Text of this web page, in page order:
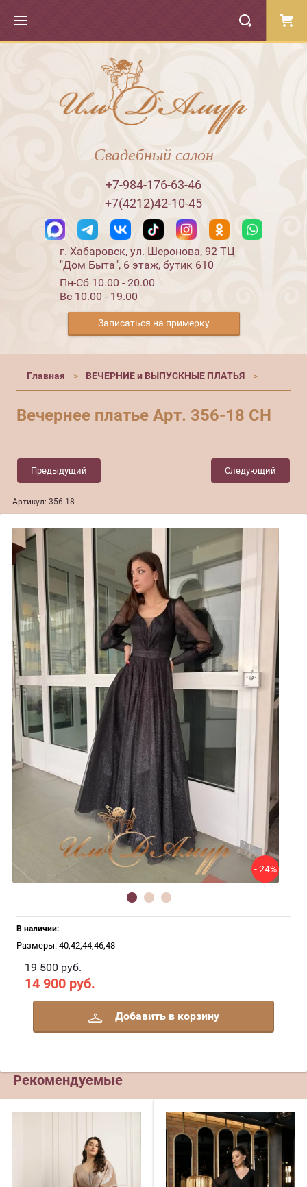
Свадебный салон
+7-984-176-63-46
+7(4212)42-10-45
г. Хабаровск, ул. Шеронова, 92 ТЦ
"Дом Быта", 6 этаж, бутик 610
Пн-Сб 10.00 - 20.00
Вс 10.00 - 19.00
Записаться на примерку
Главная ВЕЧЕРНИЕ и ВЫПУСКНЫЕ ПЛАТЬЯ
Вечернее платье Арт. 356-18 СН
Предыдущий Следующий
Артикул: 356-18
- 24%
В наличии:
Размеры: 40,42,44,46,48
19 500 руб.
14 900 руб.
Добавить в корзину
Рекомендуемые